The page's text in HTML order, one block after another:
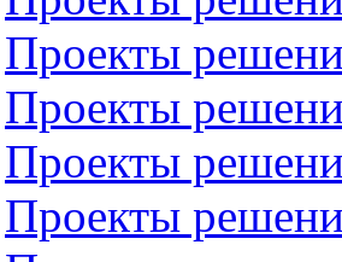
Проекты
Проекты
Проекты
Проекты